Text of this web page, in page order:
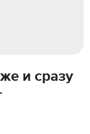
и сразу